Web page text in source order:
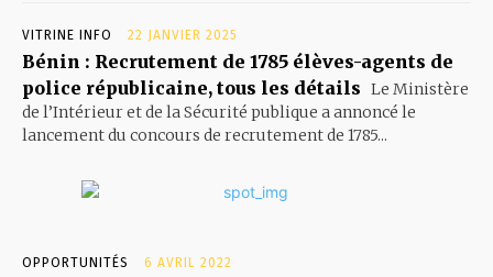
VITRINE INFO 22 JANVIER 2025
Bénin : Recrutement de 1785 élèves-agents de
police républicaine, tous les détails Le Ministère
de l’Intérieur et de la Sécurité publique a annoncé le
lancement du concours de recrutement de 1785...
OPPORTUNITÉS 6 AVRIL 2022